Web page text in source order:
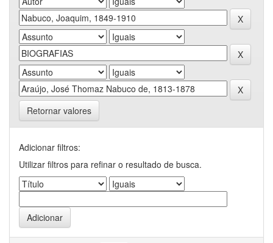
Retornar valores
Adicionar filtros:
Utilizar filtros para refinar o resultado de busca.